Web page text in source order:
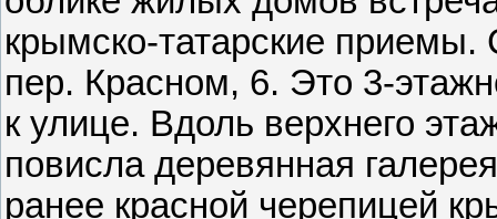
крымско-татарские
пер. Красном, 6. Это 3-
к улице. Вдоль верхнего
повисла деревянная
ранее красной черепицей